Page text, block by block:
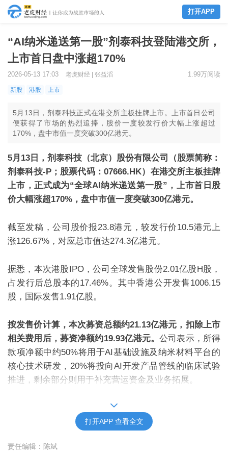
打开APP
“AI纳米递送第一股”剂泰科技登陆港交所，
上市首日盘中涨超170%
2026-05-13 17:03 老虎财经 | 张益滔 1.99万阅读
新股 港股 上市
5月13日，剂泰科技正式在港交所主板挂牌上市。上市首日公司
便获得了市场的热烈追捧，股价一度较发行价大幅上涨超过
170%，盘中市值一度突破300亿港元。
5月 13 日，剂泰科技（北京）股份有限公司（股票简称：
剂泰科技-P； 股票代码：07666.HK）在港交所主板挂牌
上市，正式成为“全球AI纳米递送第一股”， 上市首日股
价大幅涨超170% ，盘中市值一度突破300亿港元。
截至发稿 ，公司 股价报23.8港元，较发行价10.5港元上
涨126.67% ，对应总市值达274.3亿港元。
据悉， 本次港股IPO，公司 全球发售股份2.01亿股H股，
占发行后总股本的17.46%。其中香港公开发售 1006.15
股 ，国际发售1.91亿股。
按发售价计算，本次募资总额约21.13亿港元，扣除上市
相关费用后，募资净额约19.93亿港元。公司表示，所得
款项净额中约50%将用于AI基础设施及纳米材料平台的
核心技术研发， 20%将投向AI开发产品管线的临床试验
推进，剩余部分则 用于补充营运资金及业务拓展。
据悉，在招股阶段，剂泰科技的香港公开发售部分便获
倍的超额认购，锁定资金逾
打开APP 查看全文
责任编辑：陈斌